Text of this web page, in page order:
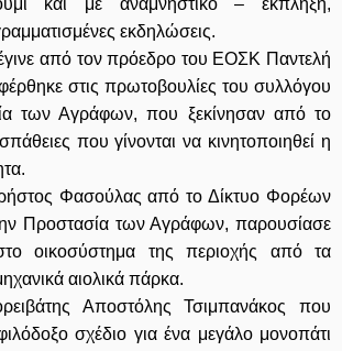
και με αναμνηστικό – έκπληξη,
εκδηλώσεις.
από τον πρόεδρο του ΕΟΣΚ Παντελή
στις πρωτοβουλίες του συλλόγου
των Αγράφων, που ξεκίνησαν από το
που γίνονται να κινητοποιηθεί η
Φασούλας από το Δίκτυο Φορέων
Προστασία των Αγράφων, παρουσίασε
οικοσύστημα της περιοχής από τα
αιολικά πάρκα.
Αποστόλης Τσιμπανάκος που
σχέδιο για ένα μεγάλο μονοπάτι